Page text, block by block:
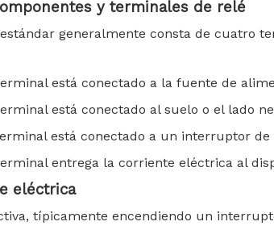
y terminales de relé
generalmente consta de cuatro
está conectado a la fuente de
está conectado al suelo o el lado
está conectado a un interruptor
entrega la corriente eléctrica al
eléctrica
típicamente encendiendo un